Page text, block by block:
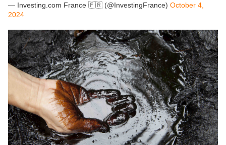
— Investing.com France 🇫🇷 (@InvestingFrance) October 4,
2024